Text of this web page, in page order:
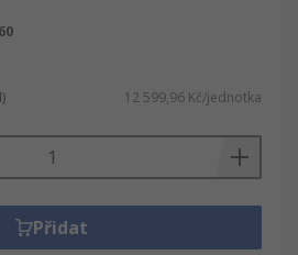
12 599,96 Kč/jednotka
Přidat